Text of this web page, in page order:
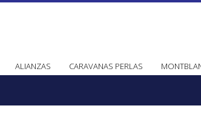
ALIANZAS CARAVANAS PERLAS